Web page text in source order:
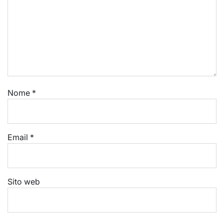
Nome *
Email *
Sito web